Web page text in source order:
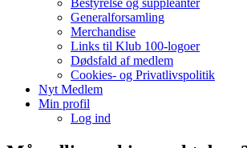
Bestyrelse og suppleanter
Generalforsamling
Merchandise
Links til Klub 100-logoer
Dødsfald af medlem
Cookies- og Privatlivspolitik
Nyt Medlem
Min profil
Log ind